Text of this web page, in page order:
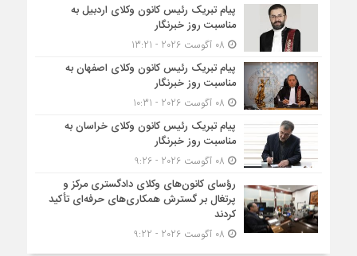
پیام تبریک رئیس کانون وکلای اردبیل به
مناسبت روز خبرنگار
پیام تبریک رئیس کانون وکلای اصفهان به
مناسبت روز خبرنگار
پیام تبریک رئیس کانون وکلای خراسان به
مناسبت روز خبرنگار
رؤسای کانون‌های وکلای دادگستری مرکز و
پرتغال بر گسترش همکاری‌های حرفه‌ای تأکید
کردند